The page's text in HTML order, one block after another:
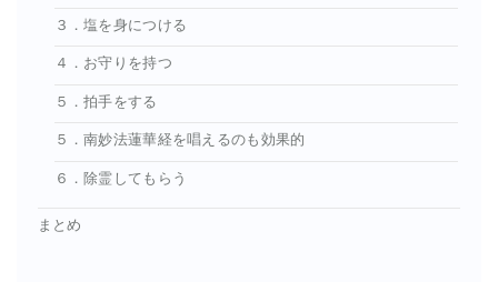
３．塩を身につける
４．お守りを持つ
５．拍手をする
５．南妙法蓮華経を唱えるのも効果的
６．除霊してもらう
まとめ